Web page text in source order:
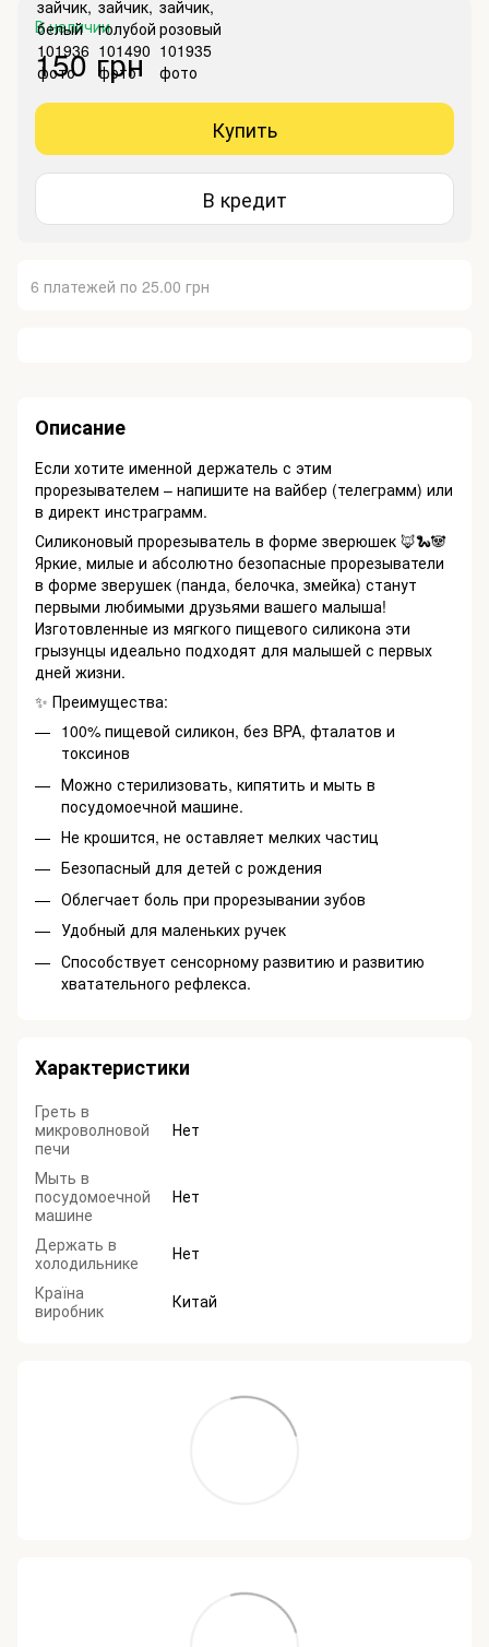
В наличии
150 грн
Купить
В кредит
6 платежей по 25.00 грн
Описание
Если хотите именной держатель с этим
прорезывателем – напишите на вайбер (телеграмм) или
в директ инстраграмм.
Силиконовый прорезыватель в форме зверюшек 🦊🐍🐼
Яркие, милые и абсолютно безопасные прорезыватели
в форме зверушек (панда, белочка, змейка) станут
первыми любимыми друзьями вашего малыша!
Изготовленные из мягкого пищевого силикона эти
грызунцы идеально подходят для малышей с первых
дней жизни.
✨ Преимущества:
100% пищевой силикон, без BPA, фталатов и
токсинов
Можно стерилизовать, кипятить и мыть в
посудомоечной машине.
Не крошится, не оставляет мелких частиц
Безопасный для детей с рождения
Облегчает боль при прорезывании зубов
Удобный для маленьких ручек
Способствует сенсорному развитию и развитию
хватательного рефлекса.
Характеристики
Греть в
микроволновой
печи
Нет
Мыть в
посудомоечной
машине
Нет
Держать в
холодильнике
Нет
Країна
виробник
Китай